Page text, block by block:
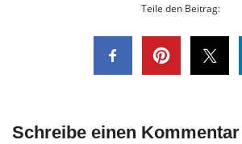
Teile den Beitrag:
Schreibe einen Kommentar